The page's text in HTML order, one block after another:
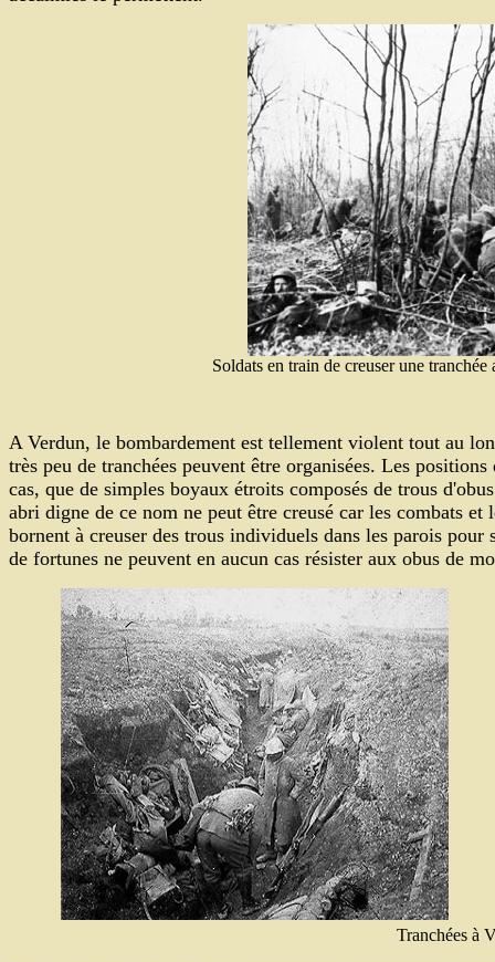
Soldats en train de creuser une
A Verdun, le bombardement est tellement violent tout au
très peu de tranchées peuvent être organisées. Les
cas, que de simples boyaux étroits composés de trous
abri digne de ce nom ne peut être creusé car les combats
bornent à creuser des trous individuels dans les parois
de fortunes ne peuvent en aucun cas résister aux obus de
Tranchées à